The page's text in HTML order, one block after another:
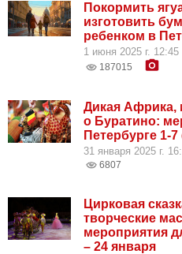
Покормить
изготовить
ребенком в
1 июня 2025 г. 12:45
187015
Дикая Африка,
о Буратино:
Петербурге 1-
31 января 2025 г.
6807
Цирковая
творческие
мероприятия
– 24 января